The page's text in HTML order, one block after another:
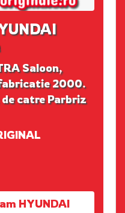
Saloon,
2000.
catre Parbriz
HYUNDAI